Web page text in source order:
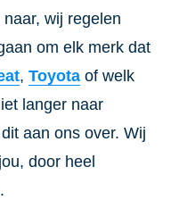
wij regelen
om elk merk dat
, Toyota of welk
langer naar
aan ons over. Wij
door heel